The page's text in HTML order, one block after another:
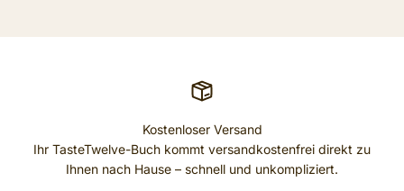
Kostenloser Versand
Ihr TasteTwelve-Buch kommt versandkostenfrei direkt zu
Ihnen nach Hause – schnell und unkompliziert.